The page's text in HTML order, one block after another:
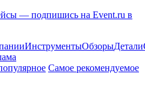
— подпишись на Event.ru в
ИнструментыОбзорыДетали
Самое рекомендуемое